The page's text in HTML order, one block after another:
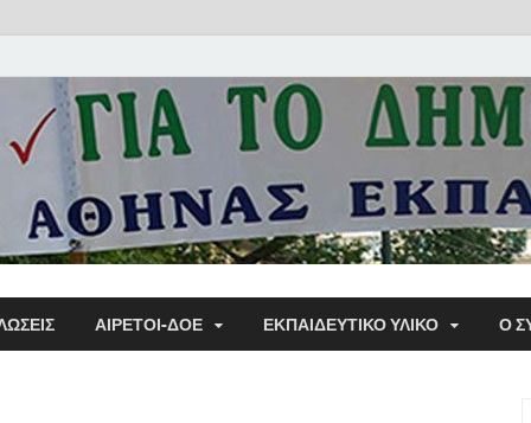
Α΄
ΑΙΡΕΤΟΙ-ΔΟΕ ΕΚΠΑΙΔΕΥΤΙΚΌ ΥΛΙΚΌ Ο